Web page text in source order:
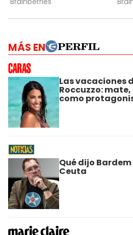
MÁS EN
Las vacaciones
Roccuzzo:
como
Qué dijo
Ceuta